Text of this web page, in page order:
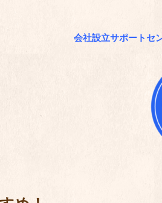
会社設立サポートセ